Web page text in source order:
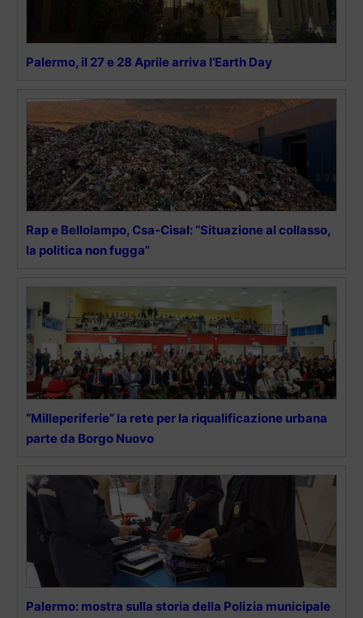
Palermo, il 27 e 28 Aprile arriva l’Earth Day
Rap e Bellolampo, Csa-Cisal: “Situazione al collasso,
la politica non fugga”
“Milleperiferie” la rete per la riqualificazione urbana
parte da Borgo Nuovo
Palermo: mostra sulla storia della Polizia municipale